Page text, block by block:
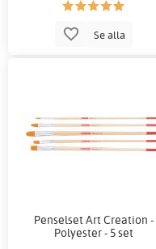
Se alla
Penselset Art Creation -
Polyester - 5 set